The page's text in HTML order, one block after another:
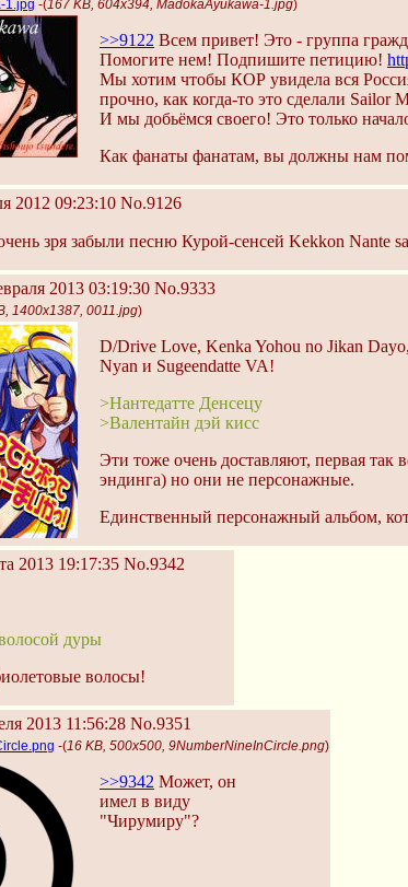
1.jpg -(167 KB, 604x394, MadokaAyukawa-1.jpg)
>>9122 Всем привет! Это - группа
Помогите нем! Подпишите петицию!
Мы хотим чтобы КОР увидела вся
прочно, как когда-то это сделали Sailor
И мы добьёмся своего! Это только
Как фанаты фанатам, вы должны нам
2012 09:23:10 No.9126
зря забыли песню Курой-сенсей Kekkon Nante
2013 03:19:30 No.9333
1400x1387, 0011.jpg)
D/Drive Love, Kenka Yohou no Jikan
Nyan и Sugeendatte VA!
>Нантедатте Денсецу
>Валентайн дэй кисс
Эти тоже очень доставляют, первая так
эндинга) но они не персонажные.
Единственный персонажный альбом,
2013 19:17:35 No.9342
дуры
волосы!
2013 11:56:28 No.9351
-(16 KB, 500x500, 9NumberNineInCircle.png)
>>9342 Может, он
имел в виду
"Чирумиру"?